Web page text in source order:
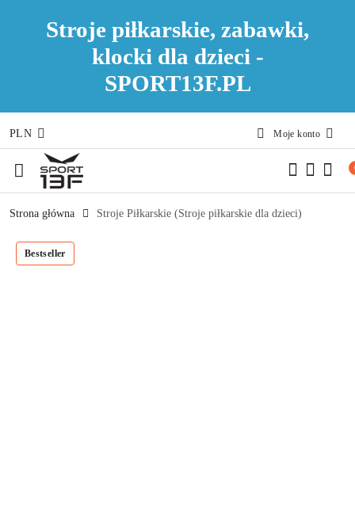
Stroje piłkarskie, zabawki,
klocki dla dzieci -
SPORT13F.PL
Przejdź do treści głównej
Przejdź do wyszukiwarki
Przejdź do moje konto
Przejdź do menu głównego
Przejdź do opisu produktu
Przejdź do stopki
PLN Moje konto
Strona główna Stroje Piłkarskie (Stroje piłkarskie dla dzieci)
Bestseller